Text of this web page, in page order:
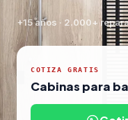
+15 años · 2.000+
COTIZA GRATIS
Cabinas para